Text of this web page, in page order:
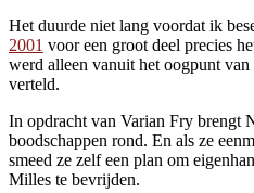
Het duurde niet lang voordat ik
2001 voor een groot deel precies
werd alleen vanuit het oogpunt
verteld.
In opdracht van Varian Fry brengt
boodschappen rond. En als ze
smeed ze zelf een plan om
Milles te bevrijden.